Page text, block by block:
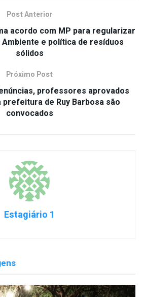
Post Anterior
acordo com MP para regularizar
e política de resíduos
sólidos
Próximo Post
professores aprovados
de Ruy Barbosa são
convocados
Estagiário 1